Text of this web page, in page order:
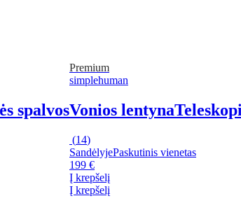
spalvos
Premium
simplehuman
Vonios lentyna
(14)
SandėlyjePaskutinis vienetas
199 €
Į krepšelį
Į krepšelį